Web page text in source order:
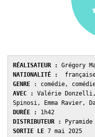
RÉALISATEUR :
NATIONALITÉ :
GENRE
AVEC : Valérie
DURÉE :
DISTRIBUTEUR :
SORTIE LE 7 mai 2025